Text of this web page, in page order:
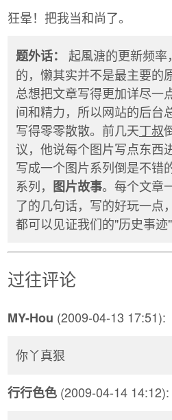
狂晕！把我当和尚了。
题外话：
起風溏的更新频
的，懒其实并不是最主要的
总想把文章写得更加详尽一
间和精力，所以网站的后台
写得零零散散。前几天丁叔
议，他说每个图片写点东西
写成一个图片系列倒是不错
系列， 图片故事。每个文章
了的几句话，写的好玩一点
都可以见证我们的"历史事迹"
过往评论
MY-Hou (2009-04-13 17:51):
你丫真狠
行行色色 (2009-04-14 14:12):